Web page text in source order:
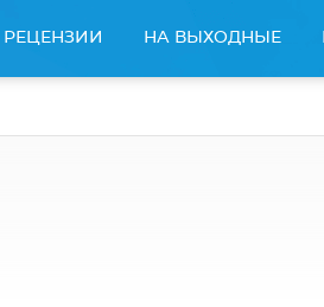
РЕЦЕНЗИИ НА ВЫХОДНЫЕ